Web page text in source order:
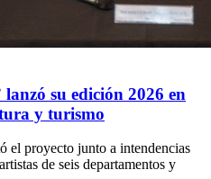
su edición 2026 en
y turismo
el proyecto junto a intendencias
de seis departamentos y